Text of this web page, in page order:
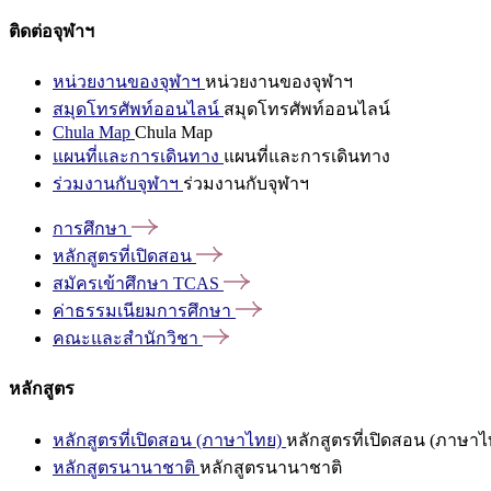
ติดต่อจุฬาฯ
หน่วยงานของจุฬาฯ หน่วยงานของจุฬาฯ
สมุดโทรศัพท์ออนไลน์ สมุดโทรศัพท์ออนไลน์
Chula Map Chula Map
แผนที่และการเดินทาง แผนที่และการเดินทาง
ร่วมงานกับจุฬาฯ ร่วมงานกับจุฬาฯ
การศึกษา
หลักสูตรที่เปิดสอน
สมัครเข้าศึกษา TCAS
ค่าธรรมเนียมการศึกษา
คณะและสำนักวิชา
หลักสูตร
หลักสูตรที่เปิดสอน (ภาษาไทย) หลักสูตรที่เปิดสอน (ภาษาไ
หลักสูตรนานาชาติ หลักสูตรนานาชาติ